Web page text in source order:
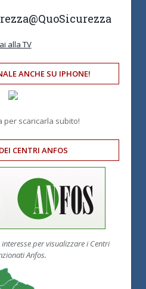
@QuoSicurezza
alla TV
ANCHE SU IPHONE!
per scaricarla subito!
CENTRI ANFOS
per visualizzare i Centri
Anfos.